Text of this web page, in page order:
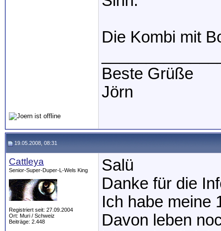
Die Kombi mit
Beste Grüße
Jörn
19.05.2008, 08:31
Cattleya
Senior-Super-Duper-L-Wels King
Registriert seit: 27.09.2004
Ort: Muri / Schweiz
Beiträge: 2.448
Salü
Danke für die
Ich habe meine
Davon leben